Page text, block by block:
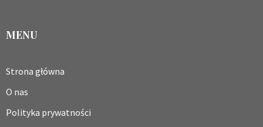
MENU
Strona główna
O nas
Polityka prywatności